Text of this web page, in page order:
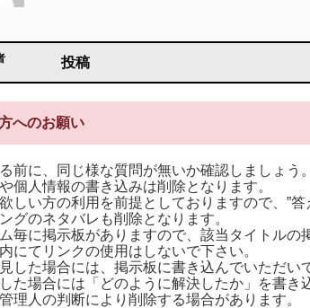
投稿
へのお願い
前に、同じ様な質問が無いか確認しましょう。
個人情報の書き込みは削除となります。
しい方の利用を前提としておりますので、”答
グのネタバレも削除となります。
毎に掲示板がありますので、該当タイトルの
にてリンクの使用はしないで下さい。
した場合には、掲示板に書き込んでいただい
た場合には「どのように解決したか」を書き
理人の判断により削除する場合があります。